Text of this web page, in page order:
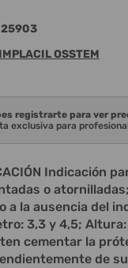
25903
IMPLACIL OSSTEM
registrarte para ver
exclusiva para
Indicación
o
a la ausencia del
3,3 y 4,5;
cementar la
de